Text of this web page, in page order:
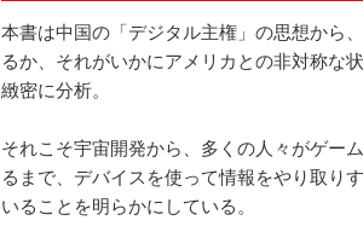
本書は中国の「デジタル主権」の思想から
るか、それがいかにアメリカとの非対称な
緻密に分析。
それこそ宇宙開発から、多くの人々がゲー
るまで、デバイスを使って情報をやり取り
いることを明らかにしている。